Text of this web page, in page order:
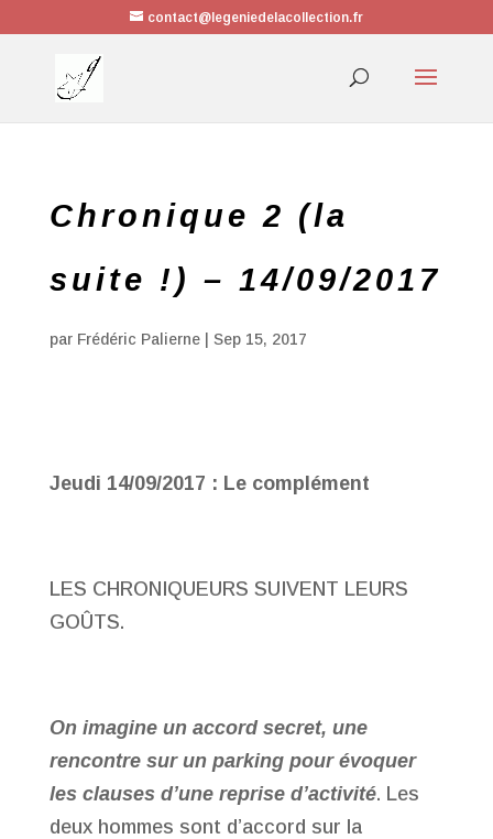
contact@legeniedelacollection.fr
Chronique 2 (la
suite !) – 14/09/2017
par Frédéric Palierne| Sep 15, 2017
Jeudi 14/09/2017 : Le complément
LES CHRONIQUEURS SUIVENT LEURS
GOÛTS.
On imagine un accord secret, une
rencontre sur un parking pour évoquer
les clauses d’une reprise d’activité. Les
deux hommes sont d’accord sur la